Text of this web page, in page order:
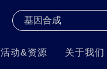
活动&资源 关于我们